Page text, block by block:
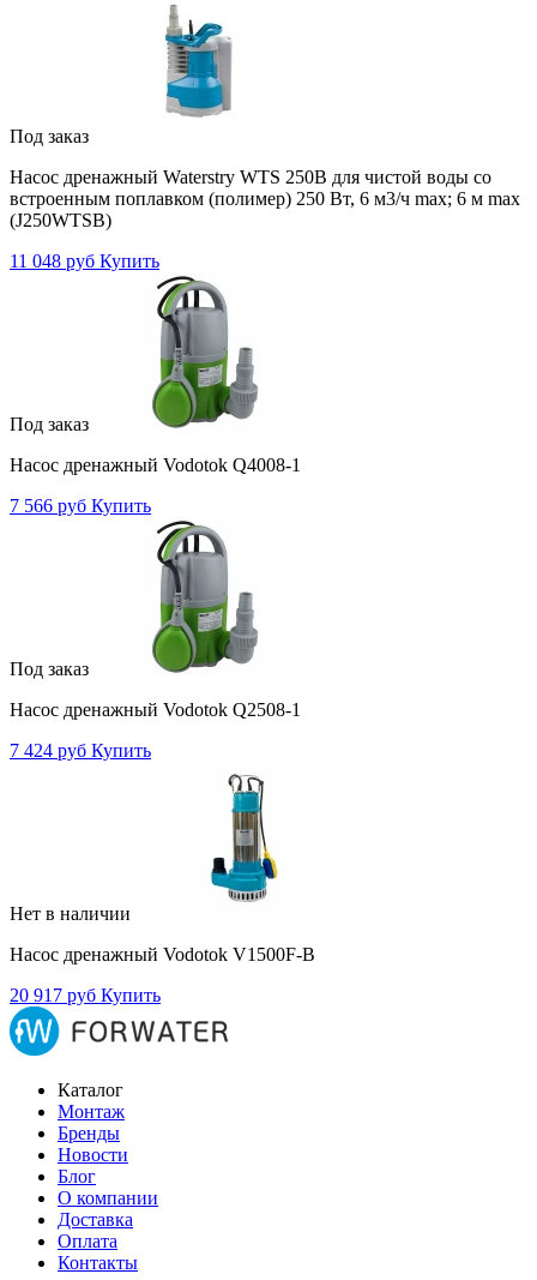
Под заказ
Насос дренажный Waterstry WTS 250B для чистой воды со
встроенным поплавком (полимер) 250 Вт, 6 м3/ч max; 6 м max
(J250WTSB)
11 048 руб Купить
Под заказ
Насос дренажный Vodotok Q4008-1
7 566 руб Купить
Под заказ
Насос дренажный Vodotok Q2508-1
7 424 руб Купить
Нет в наличии
Насос дренажный Vodotok V1500F-B
20 917 руб Купить
Каталог
Монтаж
Бренды
Новости
Блог
О компании
Доставка
Оплата
Контакты